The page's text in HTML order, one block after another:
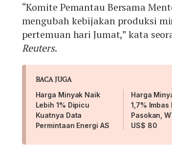
“Komite Pemantau Bersama
mengubah kebijakan produksi
pertemuan hari Jumat,” kata
Reuters.
BACA JUGA
Harga Minyak Naik
Lebih 1% Dipicu
Kuatnya Data
Permintaan Energi AS
Harga
1,7%
Pasokan,
US$ 80